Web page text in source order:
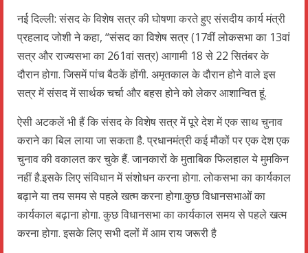
नई दिल्ली: संसद के विशेष सत्र की घोषणा करते हुए संसदीय कार्य मंत्री
प्रहलाद जोशी ने कहा, “संसद का विशेष सत्र (17वीं लोकसभा का 13वां
सत्र और राज्यसभा का 261वां सत्र) आगामी 18 से 22 सितंबर के
दौरान होगा. जिसमें पांच बैठकें होंगी. अमृतकाल के दौरान होने वाले इस
सत्र में संसद में सार्थक चर्चा और बहस होने को लेकर आशान्वित हूं.
ऐसी अटकलें भी हैं कि संसद के विशेष सत्र में पूरे देश में एक साथ चुनाव
कराने का बिल लाया जा सकता है. प्रधानमंत्री कई मौकों पर एक देश एक
चुनाव की वकालत कर चुके हैं. जानकारों के मुताबिक फिलहाल ये मुमकिन
नहीं है.इसके लिए संविधान में संशोधन करना होगा. लोकसभा का कार्यकाल
बढ़ाने या तय समय से पहले खत्म करना होगा.कुछ विधानसभाओं का
कार्यकाल बढ़ाना होगा. कुछ विधानसभा का कार्यकाल समय से पहले खत्म
करना होगा. इसके लिए सभी दलों में आम राय जरूरी है